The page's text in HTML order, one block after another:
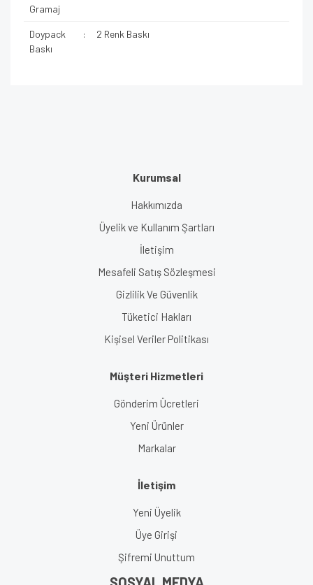
Gramaj
Doypack
Baskı
: 2 Renk Baskı
Kurumsal
Hakkımızda
Üyelik ve Kullanım Şartları
İletişim
Mesafeli Satış Sözleşmesi
Gizlilik Ve Güvenlik
Tüketici Hakları
Kişisel Veriler Politikası
Müşteri Hizmetleri
Gönderim Ücretleri
Yeni Ürünler
Markalar
İletişim
Yeni Üyelik
Üye Girişi
Şifremi Unuttum